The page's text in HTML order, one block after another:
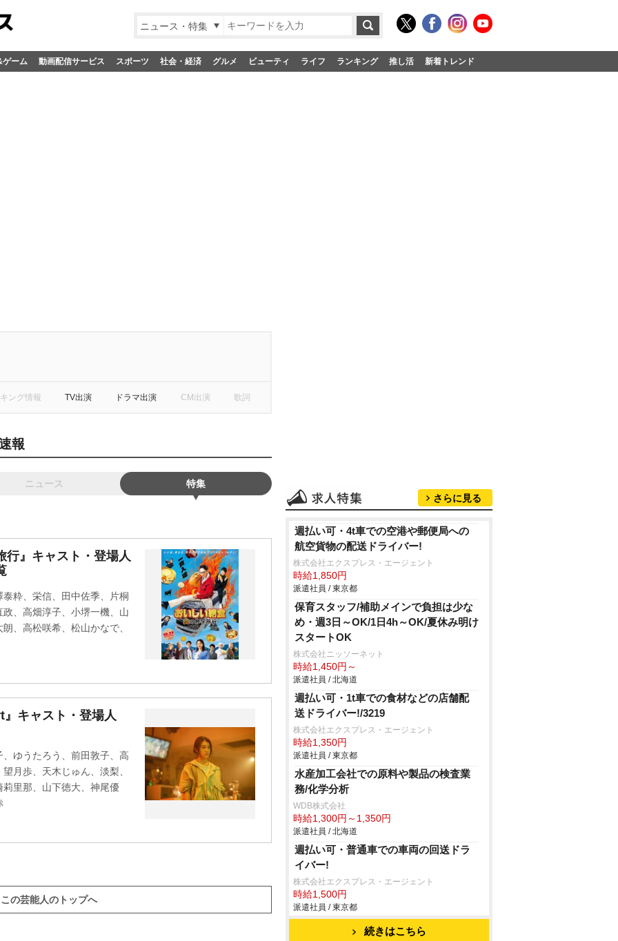
ニュース・特集
ゲーム 動画配信サービス スポーツ 社会・経済 グルメ ビューティ ライフ ランキング 推し活 新着トレンド
ング情報 TV出演 ドラマ出演 CM出演 歌詞
報
ニュース 特集
行』キャスト・登場人
粋、栄信、田中佐季、片桐
、高畑淳子、小堺一機、山
、高松咲希、松山かなで、
キャスト・登場人
ゆうたろう、前田敦子、高
月歩、天木じゅん、淡梨、
里那、山下徳大、神尾優
この芸能人のトップへ
さらに見る
週払い可・4t車での空港や郵便局への
航空貨物の配送ドライバー!
株式会社エクスプレス・エージェント
時給1,850円
派遣社員 / 東京都
保育スタッフ/補助メインで負担は少な
め・週3日～OK/1日4h～OK/夏休み明け
スタートOK
株式会社ニッソーネット
時給1,450円～
派遣社員 / 北海道
週払い可・1t車での食材などの店舗配
送ドライバー!/3219
株式会社エクスプレス・エージェント
時給1,350円
派遣社員 / 東京都
水産加工会社での原料や製品の検査業
務/化学分析
WDB株式会社
時給1,300円～1,350円
派遣社員 / 北海道
週払い可・普通車での車両の回送ドラ
イバー!
株式会社エクスプレス・エージェント
時給1,500円
派遣社員 / 東京都
続きはこちら